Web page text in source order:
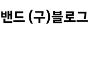
드 (구)블로그